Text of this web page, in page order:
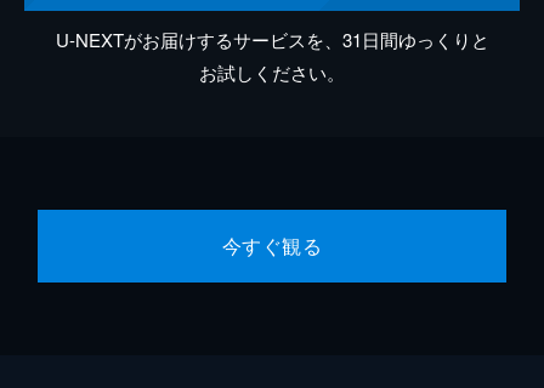
U-NEXTがお届けするサービスを、31日間ゆっくりと
お試しください。
今すぐ観る